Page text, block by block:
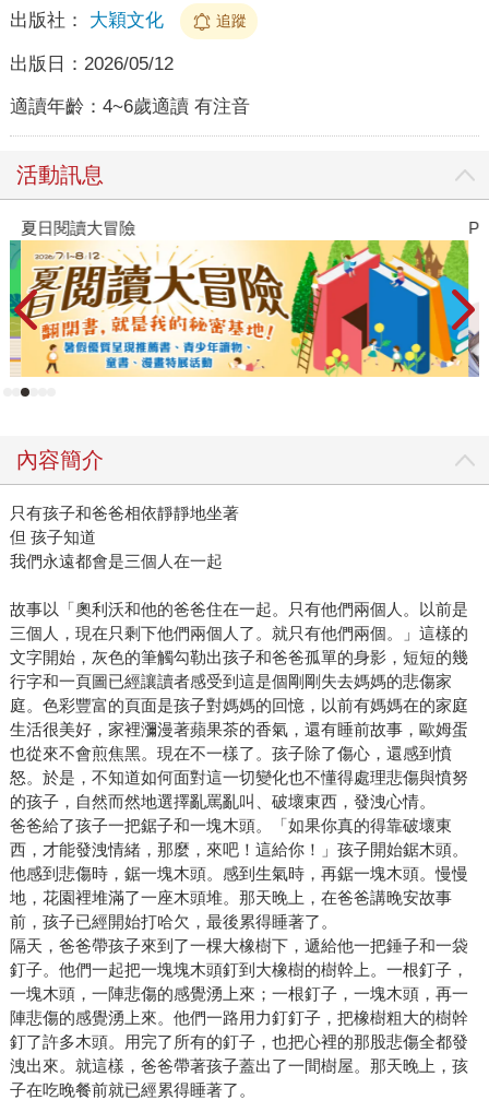
出版社： 大穎文化 追蹤
出版日： 2026/05/12
適讀年齡： 4~6歲適讀 有注音
活動訊息
夏日閱讀大冒險
內容簡介
只有孩子和爸爸相依靜靜地坐著
但 孩子知道
我們永遠都會是三個人在一起
故事以「奧利沃和他的爸爸住在一起。只有他們兩個人。以前是
三個人，現在只剩下他們兩個人了。就只有他們兩個。」這樣的
文字開始，灰色的筆觸勾勒出孩子和爸爸孤單的身影，短短的幾
行字和一頁圖已經讓讀者感受到這是個剛剛失去媽媽的悲傷家
庭。色彩豐富的頁面是孩子對媽媽的回憶，以前有媽媽在的家庭
生活很美好，家裡瀰漫著蘋果茶的香氣，還有睡前故事，歐姆蛋
也從來不會煎焦黑。現在不一樣了。孩子除了傷心，還感到憤
怒。於是，不知道如何面對這一切變化也不懂得處理悲傷與憤努
的孩子，自然而然地選擇亂罵亂叫、破壞東西，發洩心情。
爸爸給了孩子一把鋸子和一塊木頭。「如果你真的得靠破壞東
西，才能發洩情緒，那麼，來吧！這給你！」孩子開始鋸木頭。
他感到悲傷時，鋸一塊木頭。感到生氣時，再鋸一塊木頭。慢慢
地，花園裡堆滿了一座木頭堆。那天晚上，在爸爸講晚安故事
前，孩子已經開始打哈欠，最後累得睡著了。
隔天，爸爸帶孩子來到了一棵大橡樹下，遞給他一把錘子和一袋
釘子。他們一起把一塊塊木頭釘到大橡樹的樹幹上。一根釘子，
一塊木頭，一陣悲傷的感覺湧上來；一根釘子，一塊木頭，再一
陣悲傷的感覺湧上來。他們一路用力釘釘子，把橡樹粗大的樹幹
釘了許多木頭。用完了所有的釘子，也把心裡的那股悲傷全都發
洩出來。就這樣，爸爸帶著孩子蓋出了一間樹屋。那天晚上，孩
子在吃晚餐前就已經累得睡著了。